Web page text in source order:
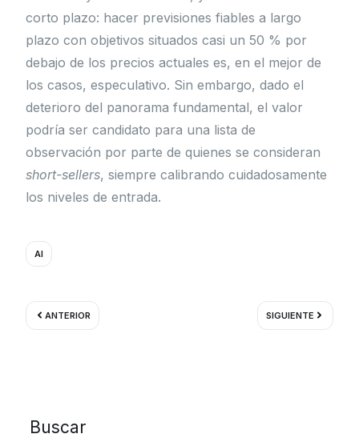
corto plazo: hacer previsiones fiables a largo
plazo con objetivos situados casi un 50 % por
debajo de los precios actuales es, en el mejor de
los casos, especulativo. Sin embargo, dado el
deterioro del panorama fundamental, el valor
podría ser candidato para una lista de
observación por parte de quienes se consideran
short-sellers, siempre calibrando cuidadosamente
los niveles de entrada.
AI
ANTERIOR SIGUIENTE
Siguiente
Buscar
Buscar